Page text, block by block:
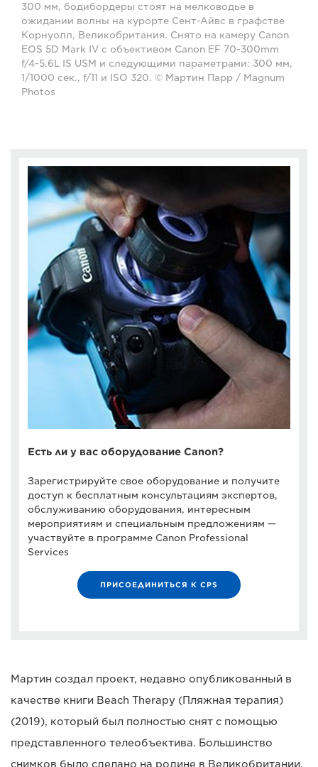
300 мм, бодибордеры стоят на мелководье в
ожидании волны на курорте Сент-Айвс в графстве
Корнуолл, Великобритания. Снято на камеру Canon
EOS 5D Mark IV с объективом Canon EF 70-300mm
f/4-5.6L IS USM и следующими параметрами: 300 мм,
1/1000 сек., f/11 и ISO 320. © Мартин Парр / Magnum
Photos
Есть ли у вас оборудование Canon?
Зарегистрируйте свое оборудование и получите
доступ к бесплатным консультациям экспертов,
обслуживанию оборудования, интересным
мероприятиям и специальным предложениям —
участвуйте в программе Canon Professional
Services
ПРИСОЕДИНИТЬСЯ К CPS
Мартин создал проект, недавно опубликованный в
качестве книги Beach Therapy (Пляжная терапия)
(2019), который был полностью снят с помощью
представленного телеобъектива. Большинство
снимков было сделано на родине в Великобритании,